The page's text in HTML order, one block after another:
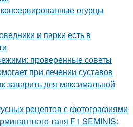
огурцы
и парки есть в
проверенные советы
при лечении суставов
заварить для максимальной
рецептов с фотографиями
таня F1 SEMINIS: